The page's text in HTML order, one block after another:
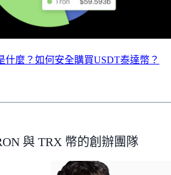
什麼？如何安全購買USDT泰達幣？
與 TRX 幣的創辦團隊